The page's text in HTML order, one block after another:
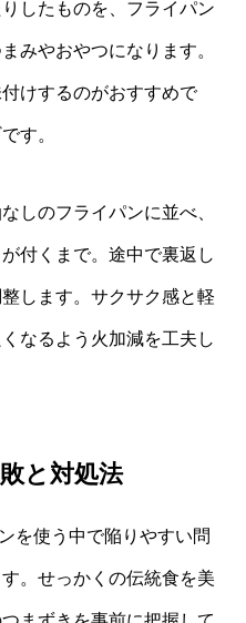
したものを、フライパン
みやおやつになります。
けするのがおすすめで
す。
しのフライパンに並べ、
付くまで。途中で裏返し
します。サクサク感と軽
なるよう火加減を工夫し
と対処法
を使う中で陥りやすい問
。せっかくの伝統食を美